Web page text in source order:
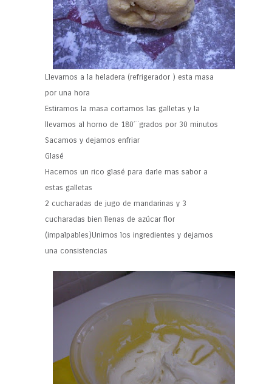
Llevamos a la heladera (refrigerador ) esta masa
por una hora
Estiramos la masa cortamos las galletas y la
llevamos al horno de 180´¨grados por 30 minutos
Sacamos y dejamos enfriar
Glasé
Hacemos un rico glasé para darle mas sabor a
estas galletas
2 cucharadas de jugo de mandarinas y 3
cucharadas bien llenas de azúcar flor
(impalpables)Unimos los ingredientes y dejamos
una consistencias